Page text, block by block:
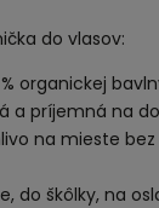
do vlasov:
organickej
a príjemná na
na mieste
do škôlky, na